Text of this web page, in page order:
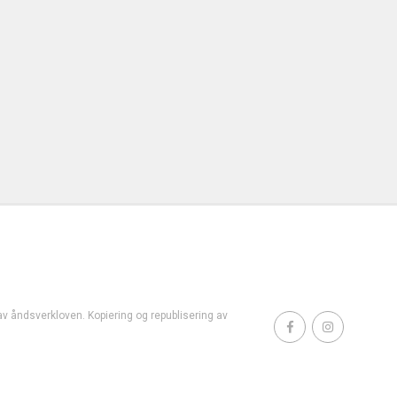
åndsverkloven. Kopiering og republisering av